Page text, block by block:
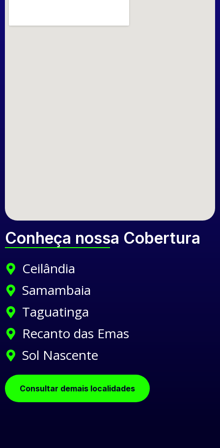
Conheça nossa Cobertura
Ceilândia
Samambaia
Taguatinga
Recanto das Emas
Sol Nascente
Consultar demais localidades